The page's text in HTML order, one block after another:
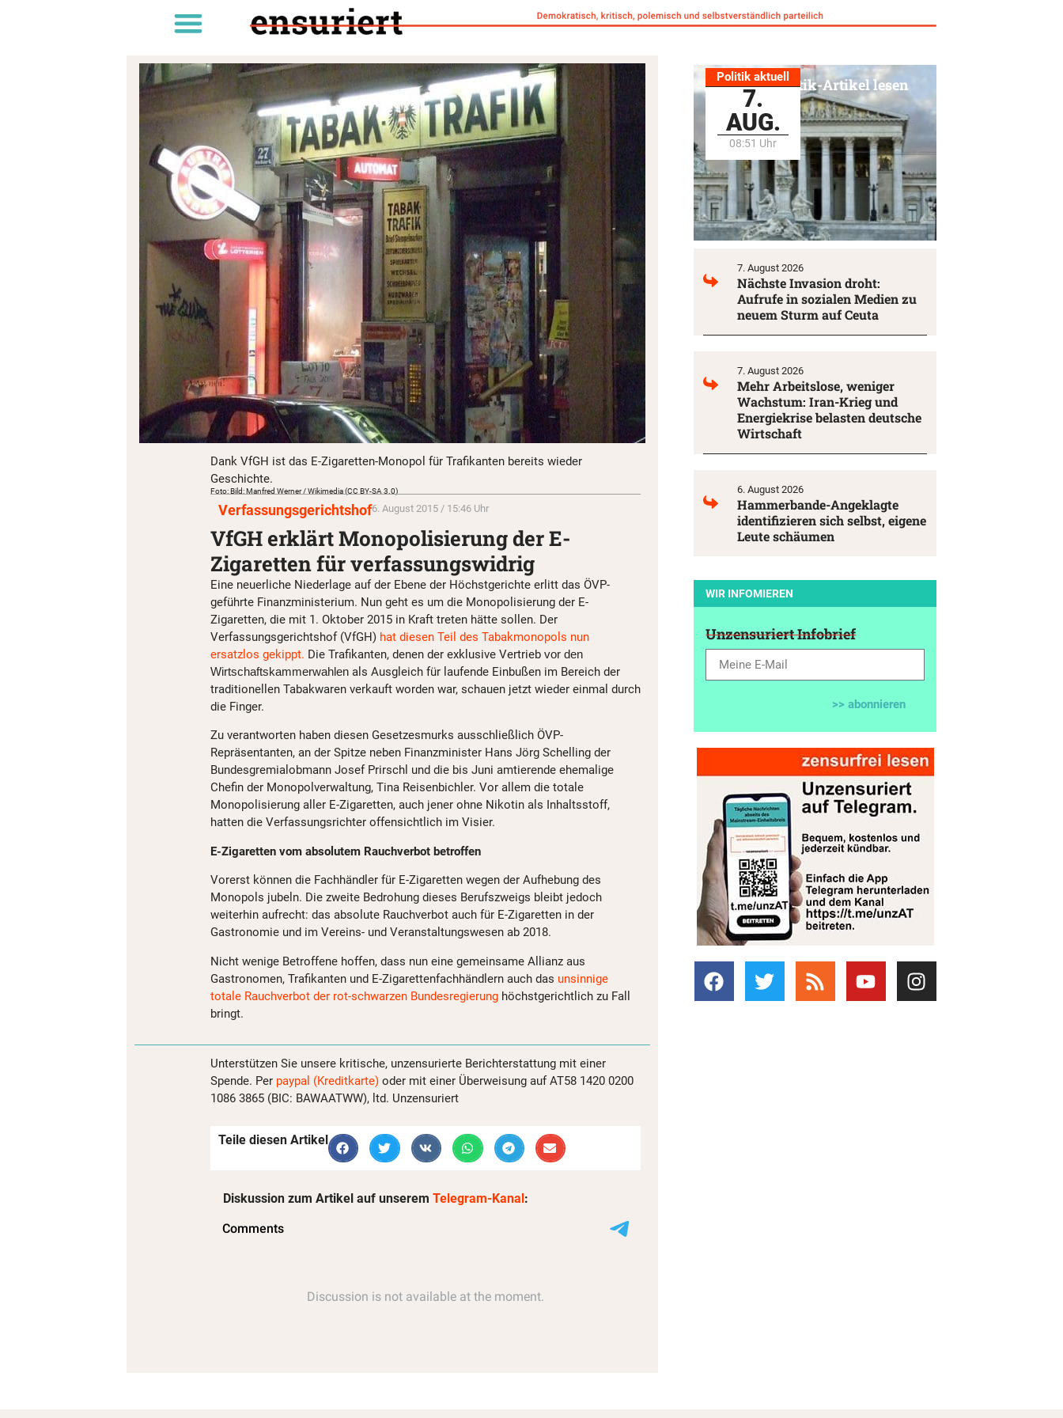
Dank VfGH ist das E-Zigaretten-Monopol für Trafikanten bereits wieder
Geschichte.
Foto: Bild: Manfred Werner / Wikimedia (CC BY-SA 3.0)
Verfassungsgerichtshof6. August 2015 / 15:46 Uhr
VfGH erklärt Monopolisierung der E-
Zigaretten für verfassungswidrig
Eine neuerliche Niederlage auf der Ebene der Höchstgerichte erlitt das ÖVP-
geführte Finanzministerium. Nun geht es um die Monopolisierung der E-
Zigaretten, die mit 1. Oktober 2015 in Kraft treten hätte sollen. Der
Verfassungsgerichtshof (VfGH) hat diesen Teil des Tabakmonopols nun
ersatzlos gekippt. Die Trafikanten, denen der exklusive Vertrieb vor den
Wirtschaftskammerwahlen als Ausgleich für laufende Einbußen im Bereich der
traditionellen Tabakwaren verkauft worden war, schauen jetzt wieder einmal durch
die Finger.
Zu verantworten haben diesen Gesetzesmurks ausschließlich ÖVP-
Repräsentanten, an der Spitze neben Finanzminister Hans Jörg Schelling der
Bundesgremialobmann Josef Prirschl und die bis Juni amtierende ehemalige
Chefin der Monopolverwaltung, Tina Reisenbichler. Vor allem die totale
Monopolisierung aller E-Zigaretten, auch jener ohne Nikotin als Inhaltsstoff,
hatten die Verfassungsrichter offensichtlich im Visier.
E-Zigaretten vom absolutem Rauchverbot betroffen
Vorerst können die Fachhändler für E-Zigaretten wegen der Aufhebung des
Monopols jubeln. Die zweite Bedrohung dieses Berufszweigs bleibt jedoch
weiterhin aufrecht: das absolute Rauchverbot auch für E-Zigaretten in der
Gastronomie und im Vereins- und Veranstaltungswesen ab 2018.
Nicht wenige Betroffene hoffen, dass nun eine gemeinsame Allianz aus
Gastronomen, Trafikanten und E-Zigarettenfachhändlern auch das unsinnige
totale Rauchverbot der rot-schwarzen Bundesregierung höchstgerichtlich zu Fall
bringt.
Unterstützen Sie unsere kritische, unzensurierte Berichterstattung mit einer
Spende. Per paypal (Kreditkarte) oder mit einer Überweisung auf AT58 1420 0200
1086 3865 (BIC: BAWAATWW), ltd. Unzensuriert
Teile diesen Artikel
Diskussion zum Artikel auf unserem Telegram-Kanal:
Politik aktuell
7.
AUG.
08:51 Uhr
Alle Politik-Artikel lesen
7. August 2026
Nächste Invasion droht:
Aufrufe in sozialen Medien zu
neuem Sturm auf Ceuta
7. August 2026
Mehr Arbeitslose, weniger
Wachstum: Iran-Krieg und
Energiekrise belasten deutsche
Wirtschaft
6. August 2026
Hammerbande-Angeklagte
identifizieren sich selbst, eigene
Leute schäumen
WIR INFOMIEREN
Unzensuriert Infobrief
>> abonnieren